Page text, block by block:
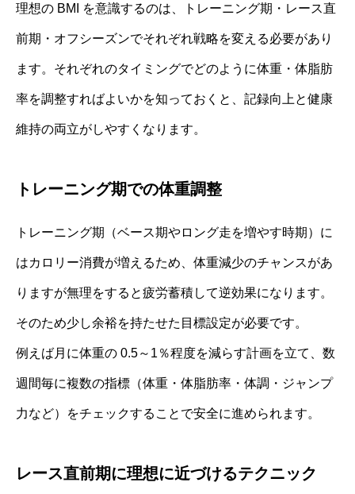
理想の BMI を意識するのは、トレーニング期・レース直
前期・オフシーズンでそれぞれ戦略を変える必要があり
ます。それぞれのタイミングでどのように体重・体脂肪
率を調整すればよいかを知っておくと、記録向上と健康
維持の両立がしやすくなります。
トレーニング期での体重調整
トレーニング期（ベース期やロング走を増やす時期）に
はカロリー消費が増えるため、体重減少のチャンスがあ
りますが無理をすると疲労蓄積して逆効果になります。
そのため少し余裕を持たせた目標設定が必要です。
例えば月に体重の 0.5～1％程度を減らす計画を立て、数
週間毎に複数の指標（体重・体脂肪率・体調・ジャンプ
力など）をチェックすることで安全に進められます。
レース直前期に理想に近づけるテクニック